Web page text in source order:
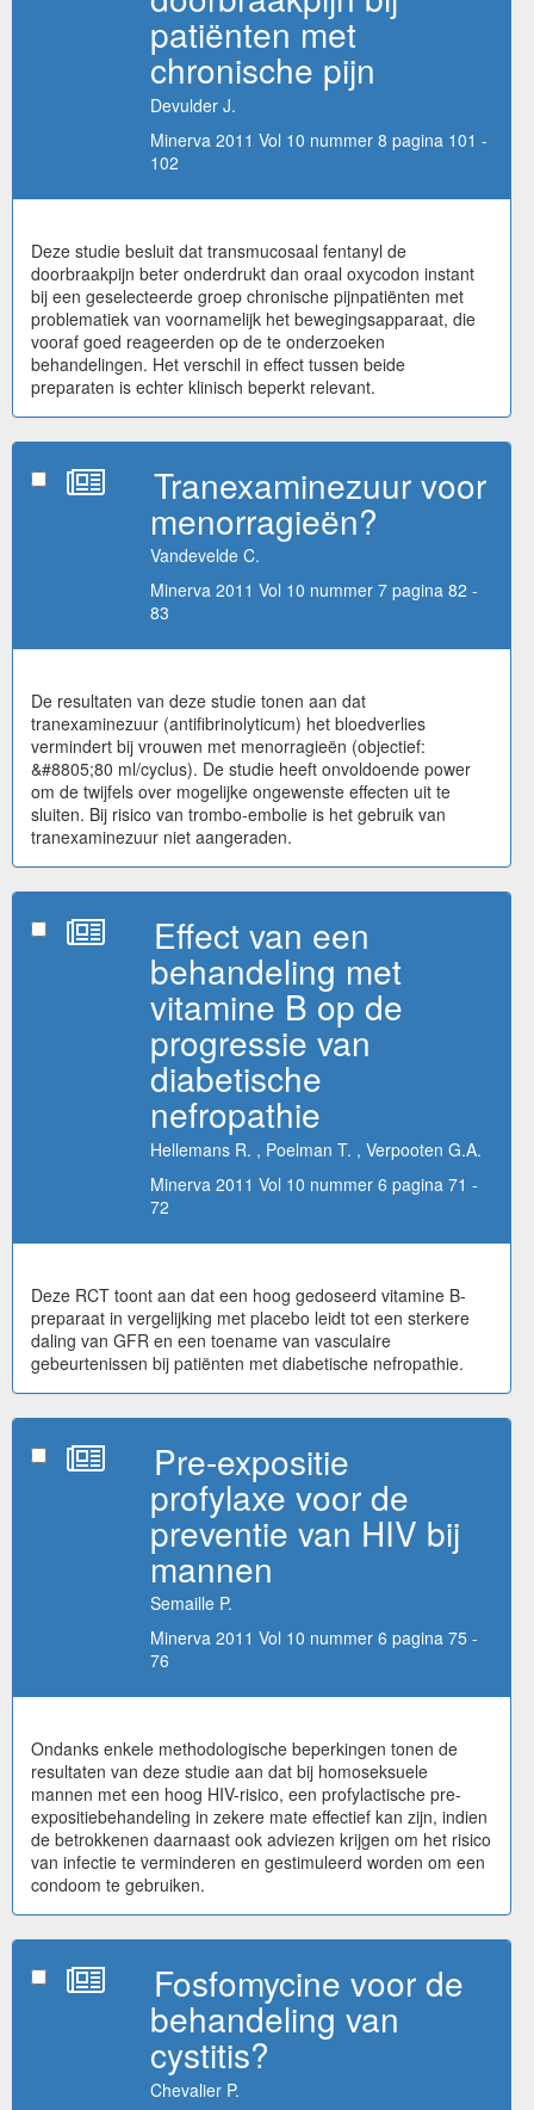
patiënten met
chronische pijn
Devulder J.
Minerva 2011 Vol 10 nummer 8 pagina 101 -
102
Deze studie besluit dat transmucosaal fentanyl de
doorbraakpijn beter onderdrukt dan oraal oxycodon instant
bij een geselecteerde groep chronische pijnpatiënten met
problematiek van voornamelijk het bewegingsapparaat, die
vooraf goed reageerden op de te onderzoeken
behandelingen. Het verschil in effect tussen beide
preparaten is echter klinisch beperkt relevant.
Tranexaminezuur voor
menorragieën?
Vandevelde C.
Minerva 2011 Vol 10 nummer 7 pagina 82 -
83
De resultaten van deze studie tonen aan dat
tranexaminezuur (antifibrinolyticum) het bloedverlies
vermindert bij vrouwen met menorragieën (objectief:
&#8805;80 ml/cyclus). De studie heeft onvoldoende power
om de twijfels over mogelijke ongewenste effecten uit te
sluiten. Bij risico van trombo-embolie is het gebruik van
tranexaminezuur niet aangeraden.
Effect van een
behandeling met
vitamine B op de
progressie van
diabetische
nefropathie
Hellemans R. , Poelman T. , Verpooten G.A.
Minerva 2011 Vol 10 nummer 6 pagina 71 -
72
Deze RCT toont aan dat een hoog gedoseerd vitamine B-
preparaat in vergelijking met placebo leidt tot een sterkere
daling van GFR en een toename van vasculaire
gebeurtenissen bij patiënten met diabetische nefropathie.
Pre-expositie
profylaxe voor de
preventie van HIV bij
mannen
Semaille P.
Minerva 2011 Vol 10 nummer 6 pagina 75 -
76
Ondanks enkele methodologische beperkingen tonen de
resultaten van deze studie aan dat bij homoseksuele
mannen met een hoog HIV-risico, een profylactische pre-
expositiebehandeling in zekere mate effectief kan zijn, indien
de betrokkenen daarnaast ook adviezen krijgen om het risico
van infectie te verminderen en gestimuleerd worden om een
condoom te gebruiken.
Fosfomycine voor de
behandeling van
cystitis?
Chevalier P.